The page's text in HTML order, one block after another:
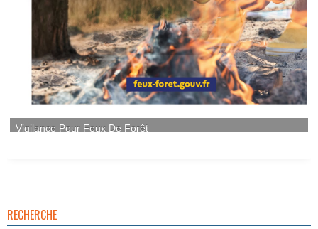
RECHERCHE